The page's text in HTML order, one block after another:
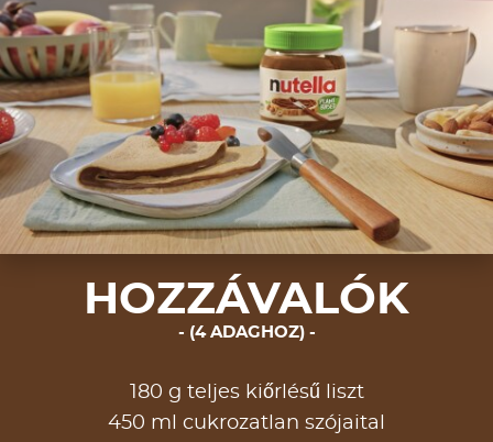
HOZZÁVALÓK
(4 ADAGHOZ)
180 g teljes kiőrlésű liszt
450 ml cukrozatlan szójaital